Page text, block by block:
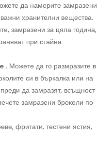
да намерите замразени
хранителни вещества.
замразени за цяла година,
при стайна
. Можете да го размразите в
си в бъркалка или на
да замразят, всъщност
замразени броколи по
фритати, тестени ястия,